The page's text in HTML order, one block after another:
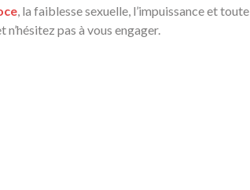
, la faiblesse sexuelle, l’impuissance et toute
n’hésitez pas à vous engager.